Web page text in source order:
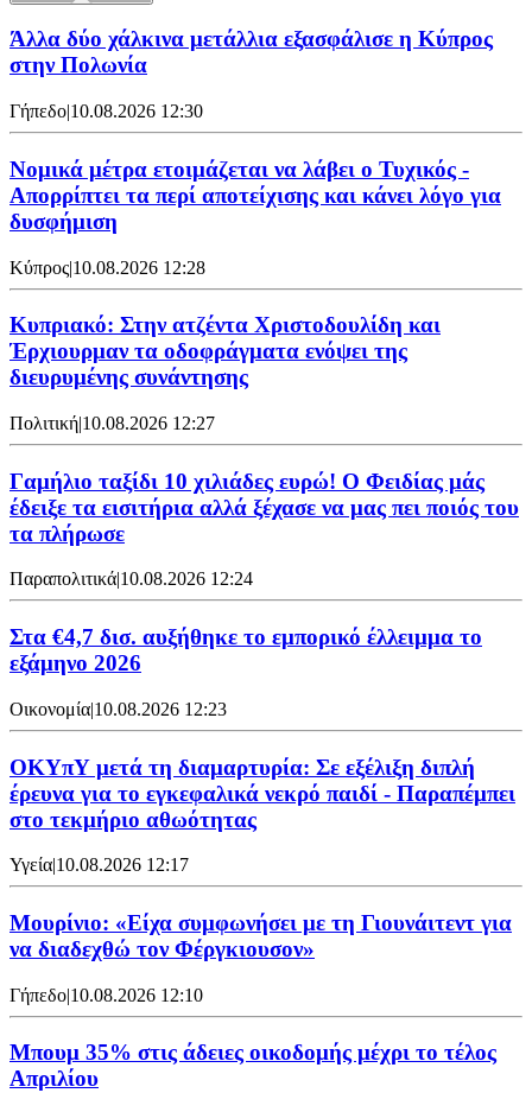
Άλλα δύο χάλκινα μετάλλια εξασφάλισε η Κύπρος
στην Πολωνία
Γήπεδο|10.08.2026 12:30
Νομικά μέτρα ετοιμάζεται να λάβει ο Τυχικός -
Απορρίπτει τα περί αποτείχισης και κάνει λόγο για
δυσφήμιση
Κύπρος|10.08.2026 12:28
Κυπριακό: Στην ατζέντα Χριστοδουλίδη και
Έρχιουρμαν τα οδοφράγματα ενόψει της
διευρυμένης συνάντησης
Πολιτική|10.08.2026 12:27
Γαμήλιο ταξίδι 10 χιλιάδες ευρώ! Ο Φειδίας μάς
έδειξε τα εισιτήρια αλλά ξέχασε να μας πει ποιός του
τα πλήρωσε
Παραπολιτικά|10.08.2026 12:24
Στα €4,7 δισ. αυξήθηκε το εμπορικό έλλειμμα το
εξάμηνο 2026
Οικονομία|10.08.2026 12:23
ΟΚΥπΥ μετά τη διαμαρτυρία: Σε εξέλιξη διπλή
έρευνα για το εγκεφαλικά νεκρό παιδί - Παραπέμπει
στο τεκμήριο αθωότητας
Υγεία|10.08.2026 12:17
Μουρίνιο: «Είχα συμφωνήσει με τη Γιουνάιτεντ για
να διαδεχθώ τον Φέργκιουσον»
Γήπεδο|10.08.2026 12:10
Μπουμ 35% στις άδειες οικοδομής μέχρι το τέλος
Απριλίου